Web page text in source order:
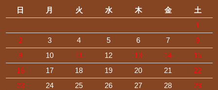
日 月 火 水 木 金
土
1
2
3 4 5 6 7
8
9
10 11 12 13 14
15
16
17 18 19 20 21
22
23
24 25 26 27 28
29